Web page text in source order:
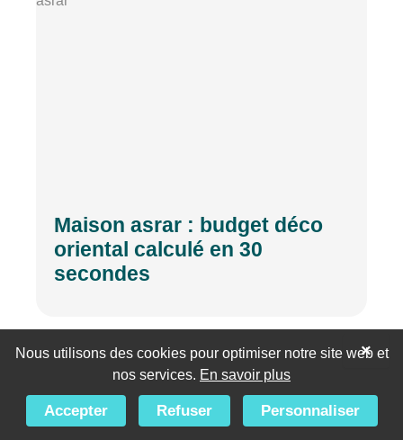
Maison asrar : budget déco
oriental calculé en 30
secondes
×
Nous utilisons des cookies pour optimiser notre site web et
nos services. En savoir plus
Accepter Refuser Personnaliser